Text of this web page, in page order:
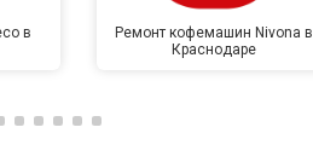
в
Ремонт кофемашин Nivona в
Краснодаре